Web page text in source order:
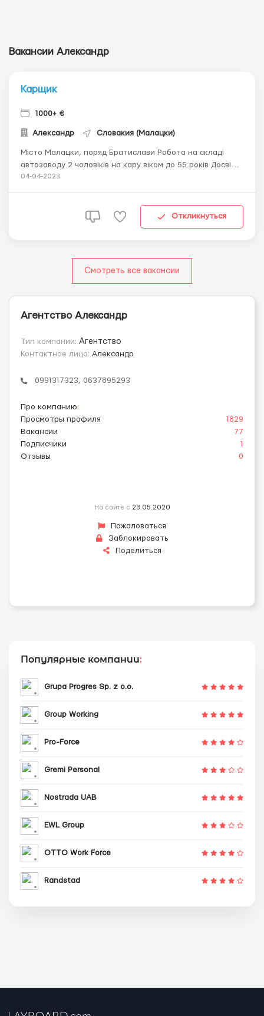
Вакансии Александр
Карщик
1000+ €
Александр Словакия (Малацки)
Місто Малацки, поряд Братислави Робота на складі
автозаводу 2 чоловіків на кару віком до 55 років Досвід
роботи на карі обов'язковий! Потрібно на кару
04-04-2023
Откликнуться
Смотреть все вакансии
Агентство Александр
Тип компании: Агентство
Контактное лицо: Александр
0991317323, 0637895293
Про компанию:
Просмотры профиля
1829
Вакансии
77
Подписчики
1
Отзывы
0
На сайте с 23.05.2020
Пожаловаться
Заблокировать
Поделиться
Популярные компании:
Grupa Progres Sp. z o.o.
Group Working
Pro-Force
Gremi Personal
Nostrada UAB
EWL Group
OTTO Work Force
Randstad